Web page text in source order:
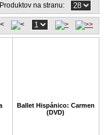
Produktov na stranu:
Ballet Hispánico: Carmen
(DVD)